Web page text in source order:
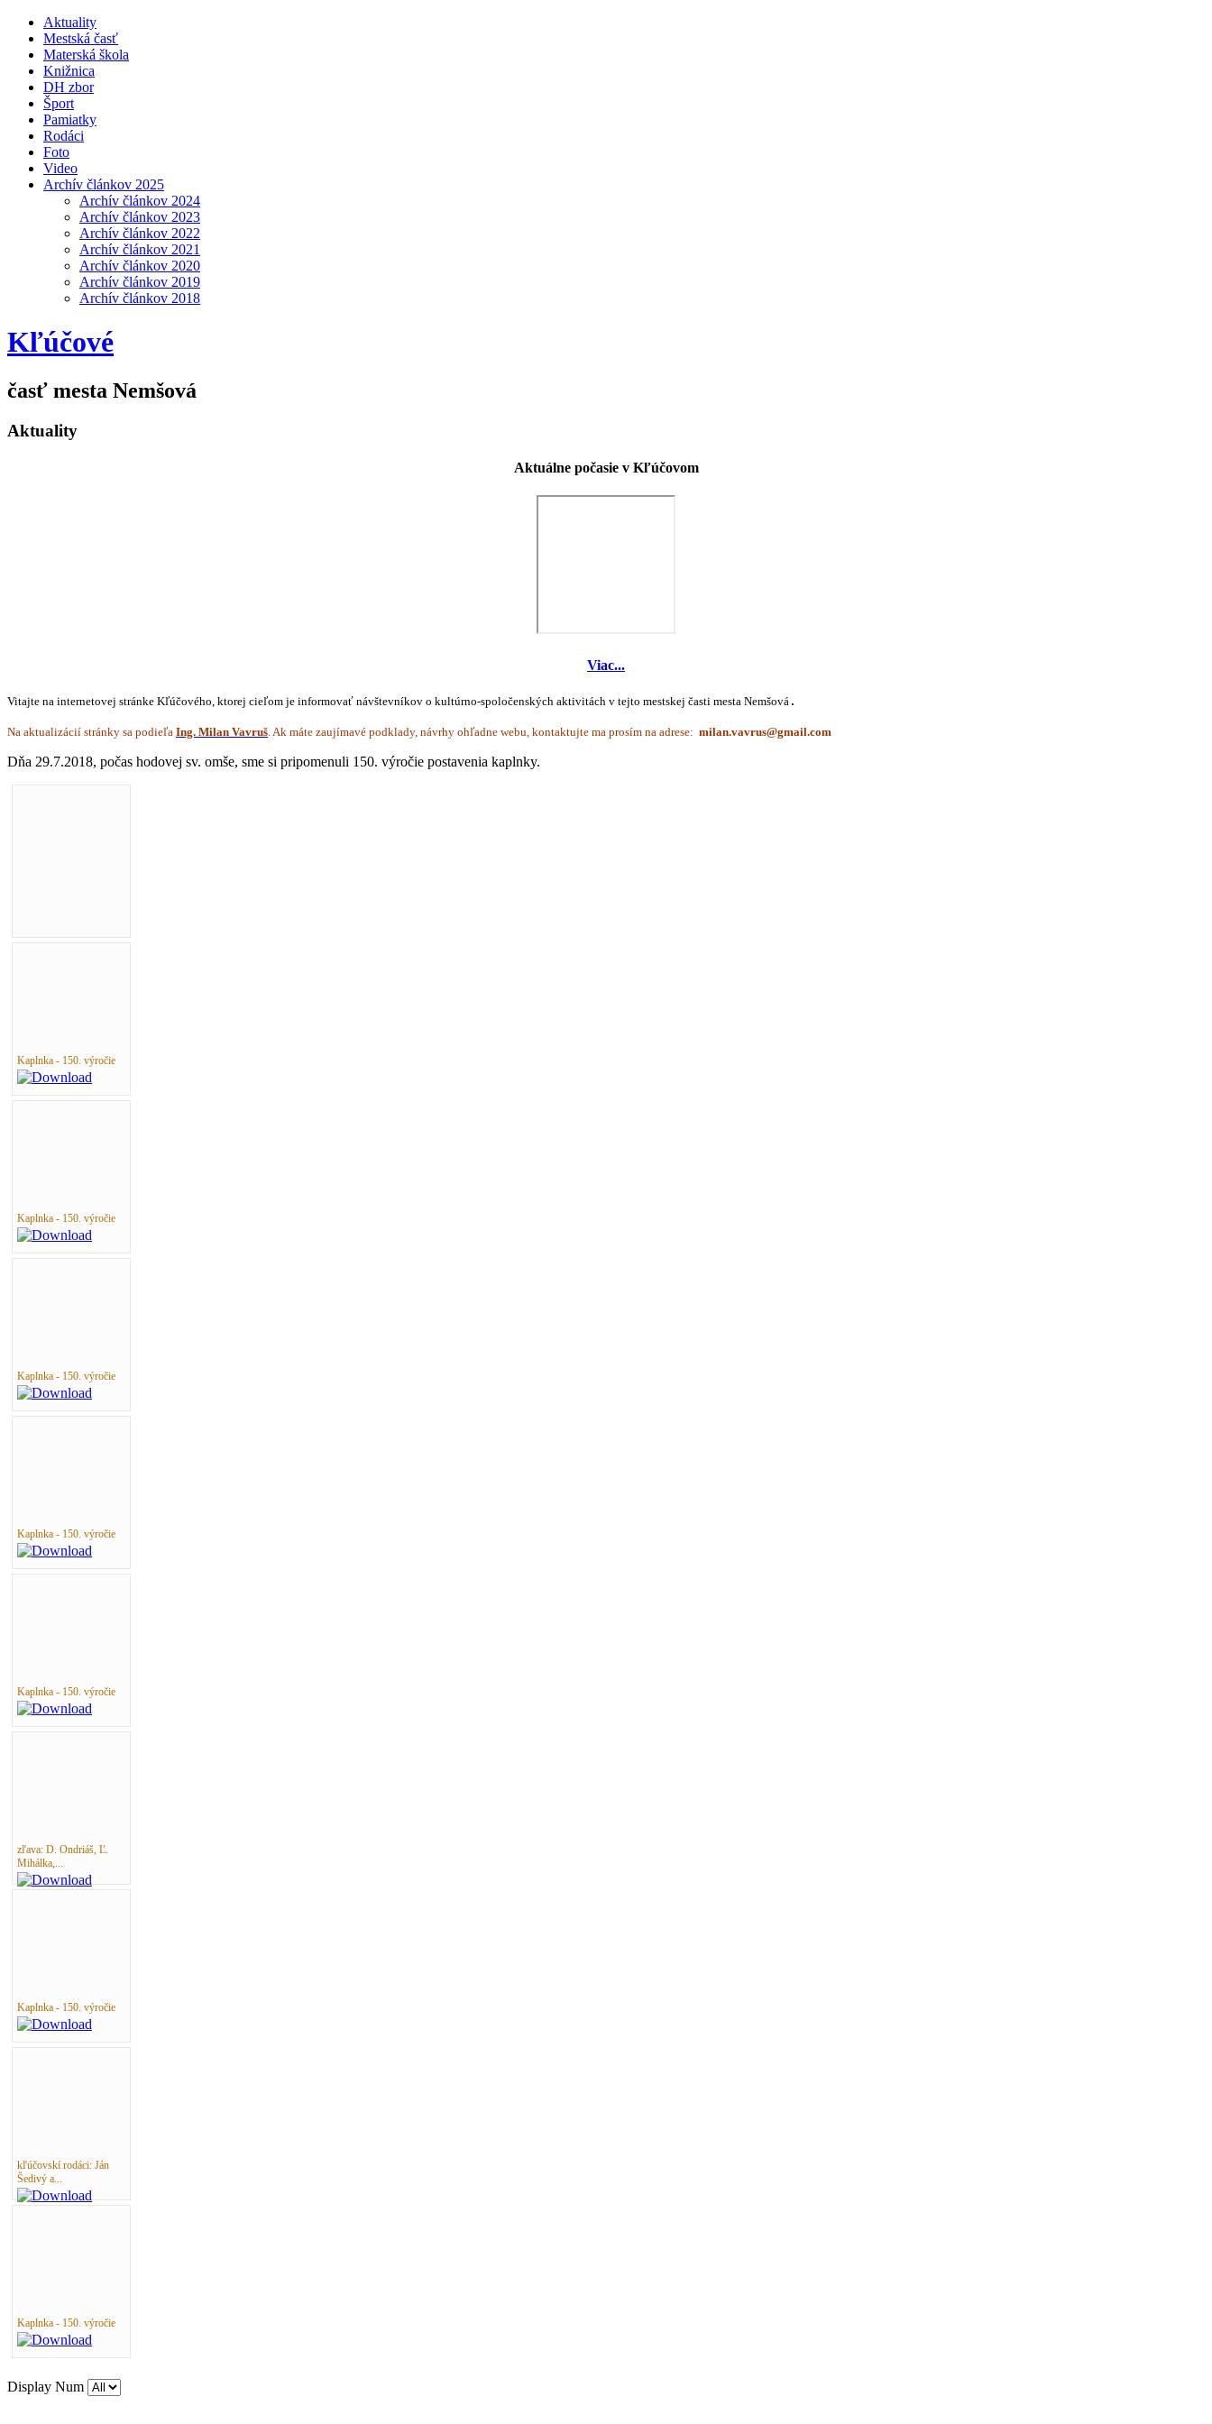
Aktuality
Mestská časť
Materská škola
Knižnica
DH zbor
Šport
Pamiatky
Rodáci
Foto
Video
Archív článkov 2025
Archív článkov 2024
Archív článkov 2023
Archív článkov 2022
Archív článkov 2021
Archív článkov 2020
Archív článkov 2019
Archív článkov 2018
Kľúčové
časť mesta Nemšová
Aktuality
Aktuálne počasie v Kľúčovom
Viac...
Vitajte na internetovej stránke Kľúčového, ktorej cieľom je informovať návštevníkov o kultúrno-spoločenských aktivitách v tejto mestskej časti mesta Nemšová .
Na aktualizácií stránky sa podieľa Ing. Milan Vavruš . Ak máte zaujímavé podklady, návrhy ohľadne webu, kontaktujte ma prosím na adrese:
Dňa 29.7.2018, počas hodovej sv. omše, sme si pripomenuli 150. výročie postavenia kaplnky.
Kaplnka - 150. výročie
Kaplnka - 150. výročie
Kaplnka - 150. výročie
Kaplnka - 150. výročie
Kaplnka - 150. výročie
zľava: D. Ondriáš, Ľ.
Mihálka,...
Kaplnka - 150. výročie
kľúčovskí rodáci: Ján
Šedivý a...
Kaplnka - 150. výročie
Display Num